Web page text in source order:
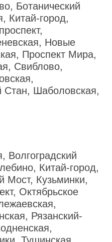
Ботанический
Китай-город,
Новые
Проспект Мира,
Свиблово,
Стан, Шаболовская,
Волгоградский
Китай-город,
Мост, Кузьминки,
Октябрьское
Рязанский-